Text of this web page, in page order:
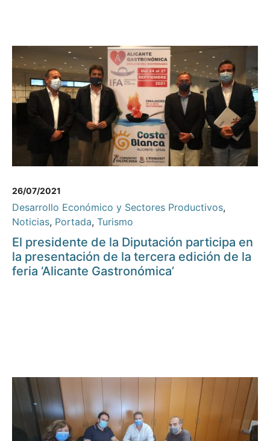
26/07/2021
Desarrollo Económico y Sectores Productivos,
Noticias, Portada, Turismo
El presidente de la Diputación participa en
la presentación de la tercera edición de la
feria ‘Alicante Gastronómica’